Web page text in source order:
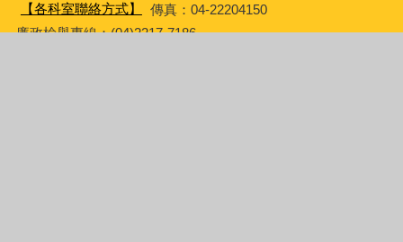
【各科室聯絡方式】
傳真：04-22204150
廉政檢舉專線：(04)2217-7186